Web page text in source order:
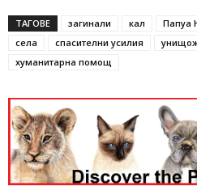
ТАГОВЕ загинали кал Папуа
села
спасителни усилия
хуманитарна помощ